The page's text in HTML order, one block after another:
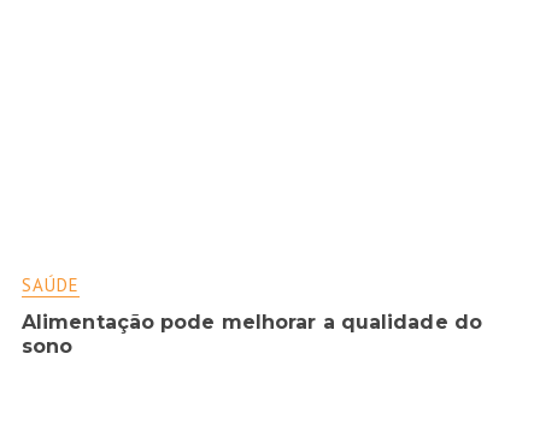
SAÚDE
Alimentação pode melhorar a qualidade do
sono